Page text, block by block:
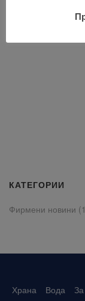
КАТЕГОРИИ
Фирмени новини
Храна Вода